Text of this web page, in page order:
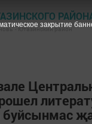
- Ютазинский район
закрытие